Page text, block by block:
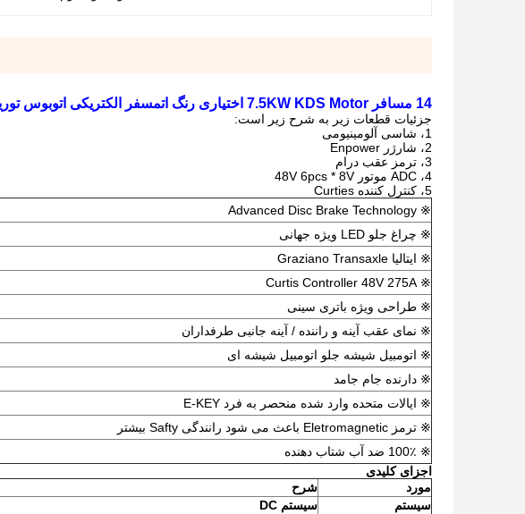
14 مسافر 7.5KW KDS Motor اختیاری رنگ اتمسفر الکتریکی اتوبوس توریستی عمل می کند
جزئیات قطعات زیر به شرح زیر است:
1، شاسی آلومینیومی
2، شارژر Enpower
3، ترمز عقب درام
4، ADC موتور 48V 6pcs * 8V
5، کنترل کننده Curties
※ Advanced Disc Brake Technology
※ چراغ جلو LED ویژه جهانی
※ ایتالیا Graziano Transaxle
※ Curtis Controller 48V 275A
※ طراحی ویژه باتری سینی
※ نمای عقب آینه و راننده / آینه جانبی طرفداران
※ اتومبیل شیشه جلو اتومبیل شیشه ای
※ دارنده جام جامد
※ ایالات متحده وارد شده منحصر به فرد E-KEY
※ ترمز Eletromagnetic باعث می شود رانندگی Safty بیشتر
※ 100٪ ضد آب شتاب دهنده
اجزای کلیدی
مورد
شرح
سیستم
سیستم DC